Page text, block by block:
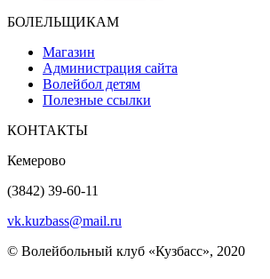
БОЛЕЛЬЩИКАМ
Магазин
Администрация сайта
Волейбол детям
Полезные ссылки
КОНТАКТЫ
Кемерово
(3842) 39-60-11
vk.kuzbass@mail.ru
© Волейбольный клуб «Кузбасс», 2020